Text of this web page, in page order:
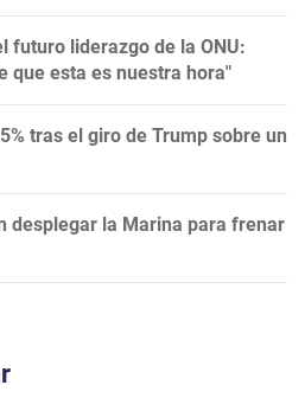
futuro liderazgo de la ONU:
que esta es nuestra hora"
tras el giro de Trump sobre un
desplegar la Marina para frenar